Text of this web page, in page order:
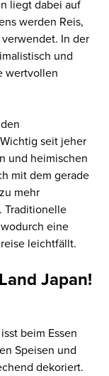
liegt dabei auf
werden Reis,
In der
und
wertvollen
seit jeher
und heimischen
mit dem gerade
mehr
Traditionelle
eine
leichtfällt.
Japan!
beim Essen
Speisen und
dekoriert.